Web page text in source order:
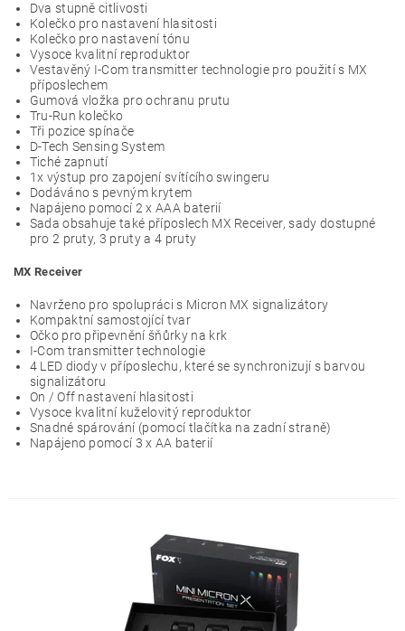
Dva stupně citlivosti
Kolečko pro nastavení hlasitosti
Kolečko pro nastavení tónu
Vysoce kvalitní reproduktor
Vestavěný I-Com transmitter technologie pro použití s MX
příposlechem
Gumová vložka pro ochranu prutu
Tru-Run kolečko
Tři pozice spínače
D-Tech Sensing System
Tiché zapnutí
1x výstup pro zapojení svítícího swingeru
Dodáváno s pevným krytem
Napájeno pomocí 2 x AAA baterií
Sada obsahuje také příposlech MX Receiver, sady dostupné
pro 2 pruty, 3 pruty a 4 pruty
MX Receiver
Navrženo pro spolupráci s Micron MX signalizátory
Kompaktní samostojící tvar
Očko pro připevnění šňůrky na krk
I-Com transmitter technologie
4 LED diody v příposlechu, které se synchronizují s barvou
signalizátoru
On / Off nastavení hlasitosti
Vysoce kvalitní kuželovitý reproduktor
Snadné spárování (pomocí tlačítka na zadní straně)
Napájeno pomocí 3 x AA baterií